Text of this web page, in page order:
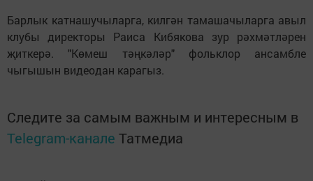
Барлык катнашучыларга, килгән тамашачыларга авыл
клубы директоры Раиса Кибякова зур рәхмәтләрен
җиткерә. "Көмеш тәңкәләр" фольклор ансамбле
чыгышын видеодан карагыз.
Следите за самым важным и интересным в
Telegram-канале Татмедиа